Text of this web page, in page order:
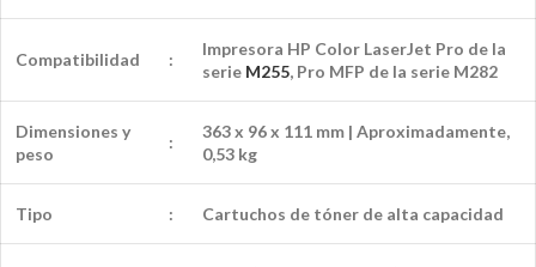
Compatibilidad :
Impresora HP Color LaserJet Pro de la
serie M255, Pro MFP de la serie M282
Dimensiones y
peso
:
363 x 96 x 111 mm | Aproximadamente,
0,53 kg
Tipo : Cartuchos de tóner de alta capacidad